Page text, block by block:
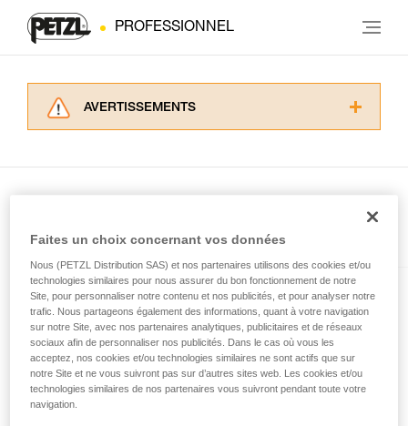
PROFESSIONNEL
AVERTISSEMENTS
d’informations.
formation et un entraînement spécifique. Validez
avec un professionnel votre capacité à refaire
la manipulation, seul, en toute sécurité, avant
de la reproduire en autonomie.
Nous donnons des exemples de techniques
liées à votre activité. Il peut en exister d’autres
que nous ne décrivons pas ici.
Présent dans l'article
e+LITE®
Lampe frontale de secours ultra-
compacte. 40 lumens
Faites un choix concernant vos données
Nous (PETZL Distribution SAS) et nos partenaires utilisons des cookies et/ou
technologies similaires pour nous assurer du bon fonctionnement de notre
Site, pour personnaliser notre contenu et nos publicités, et pour analyser notre
trafic. Nous partageons également des informations, quant à votre navigation
sur notre Site, avec nos partenaires analytiques, publicitaires et de réseaux
sociaux afin de personnaliser nos publicités. Dans le cas où vous les
acceptez, nos cookies et/ou technologies similaires ne sont actifs que sur
notre Site et ne vous suivront pas sur d’autres sites web. Les cookies et/ou
technologies similaires de nos partenaires vous suivront pendant toute votre
navigation.